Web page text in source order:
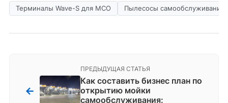
Терминалы Wave-S для МСО Пылесосы самообслуживания
←
ПРЕДЫДУЩАЯ СТАТЬЯ
Как составить бизнес план по
открытию мойки
самообслуживания: